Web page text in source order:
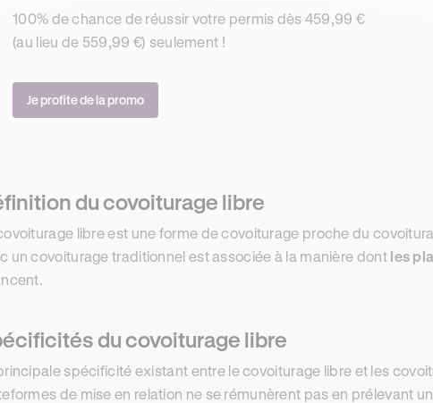
100% de chance de réussir votre permis dès 459,99 €
(au lieu de 559,99 €) seulement !
Je profite de la promo
du covoiturage libre
libre est une forme de covoiturage proche du
un covoiturage traditionnel est associée à la manière dont les
du covoiturage libre
spécificité existant entre le covoiturage libre et les
de mise en relation ne se rémunèrent pas en prélevant